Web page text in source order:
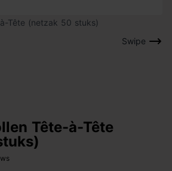
Swipe
Tête (netzak 50 stuks)
Tête-à-Tête